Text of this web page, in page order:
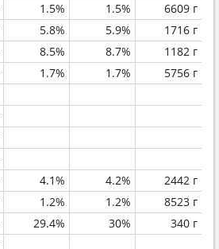
1.5% 1.5%
6609 г
5.8% 5.9%
1716 г
8.5% 8.7%
1182 г
1.7% 1.7% 5756 г
4.1% 4.2%
2442 г
1.2% 1.2%
8523 г
29.4% 30%
340 г